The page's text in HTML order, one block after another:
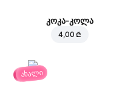
კოკა-კოლა
4,00 ₾
ახალი